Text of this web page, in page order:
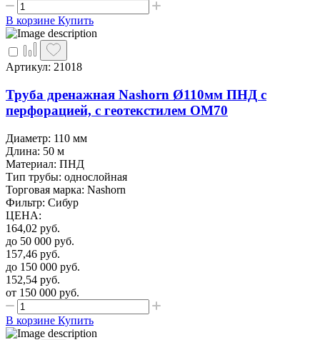
В корзине Купить
Артикул: 21018
Труба дренажная Nashorn Ø110мм ПНД с
перфорацией, с геотекстилем ОМ70
Диаметр: 110 мм
Длина: 50 м
Материал: ПНД
Тип трубы: однослойная
Торговая марка: Nashorn
Фильтр: Сибур
ЦЕНА:
164,02 руб.
до 50 000 руб.
157,46 руб.
до 150 000 руб.
152,54 руб.
от 150 000 руб.
В корзине Купить